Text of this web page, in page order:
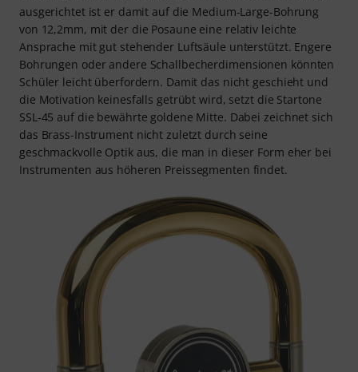
ausgerichtet ist er damit auf die Medium-Large-Bohrung
von 12,2mm, mit der die Posaune eine relativ leichte
Ansprache mit gut stehender Luftsäule unterstützt. Engere
Bohrungen oder andere Schallbecherdimensionen könnten
Schüler leicht überfordern. Damit das nicht geschieht und
die Motivation keinesfalls getrübt wird, setzt die Startone
SSL-45 auf die bewährte goldene Mitte. Dabei zeichnet sich
das Brass-Instrument nicht zuletzt durch seine
geschmackvolle Optik aus, die man in dieser Form eher bei
Instrumenten aus höheren Preissegmenten findet.